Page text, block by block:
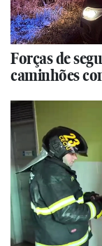
Forças de
caminhões